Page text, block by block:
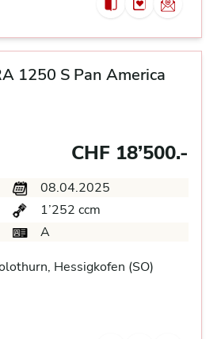
1250 S Pan America
CHF 18’500.-
08.04.2025
1’252 ccm
A
Hessigkofen (SO)